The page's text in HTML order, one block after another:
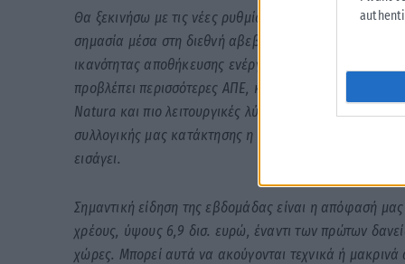
Θα ξεκινήσω με τις νέες ρυθμίσεις του Υπουργείου
σημασία μέσα στη διεθνή αβεβαιότητα και την κρίση
ικανότητας αποθήκευσης ενέργειας από ΑΠΕ στα 700
προβλέπει περισσότερες ΑΠΕ, καθαρότερη και πιο
Natura και πιο λειτουργικές λύσεις για πολίτες και
συλλογικής μας κατάκτησης η Ελλάδα να αποτελεί τα
εισάγει.
Σημαντική είδηση της εβδομάδας είναι η απόφασή
χρέους, ύψους 6,9 δισ. ευρώ, έναντι των πρώτων
χώρες. Μπορεί αυτά να ακούγονται τεχνικά ή